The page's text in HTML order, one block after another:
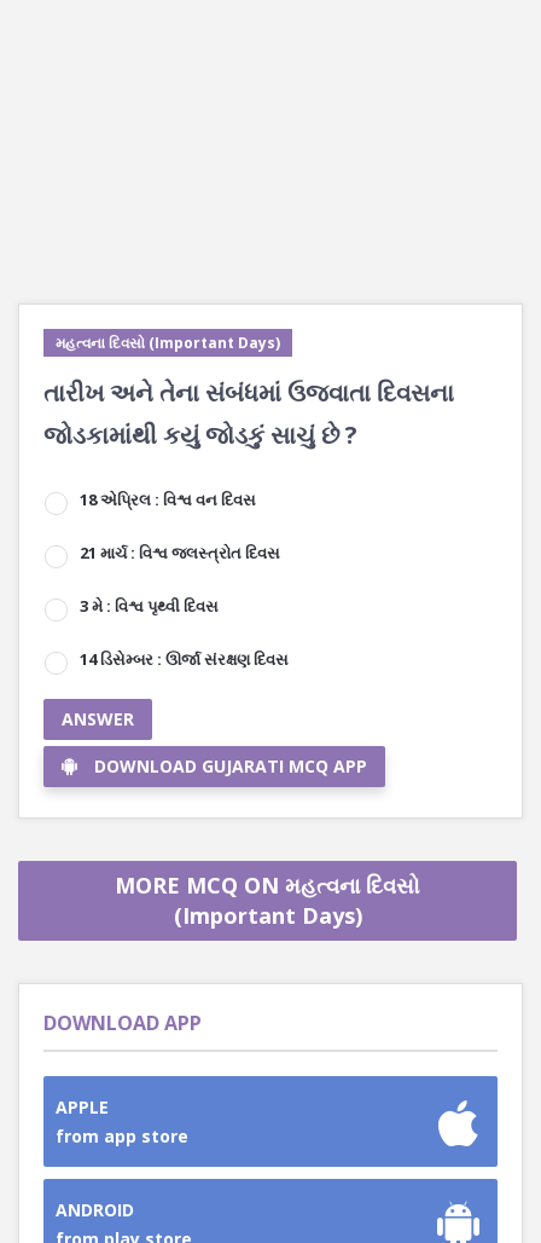
મહત્વના દિવસો (Important Days)
તારીખ અને તેના સંબંધમાં ઉજવાતા દિવસના
જોડકામાંથી કયું જોડકું સાચું છે ?
18 એપ્રિલ : વિશ્વ વન દિવસ
21 માર્ચ : વિશ્વ જલસ્ત્રોત દિવસ
3 મે : વિશ્વ પૃથ્વી દિવસ
14 ડિસેમ્બર : ઊર્જા સંરક્ષણ દિવસ
ANSWER
DOWNLOAD GUJARATI MCQ APP
MORE MCQ ON મહત્વના દિવસો
(Important Days)
DOWNLOAD APP
APPLE
from app store
ANDROID
from play store